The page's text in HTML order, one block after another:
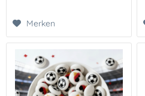
Merken